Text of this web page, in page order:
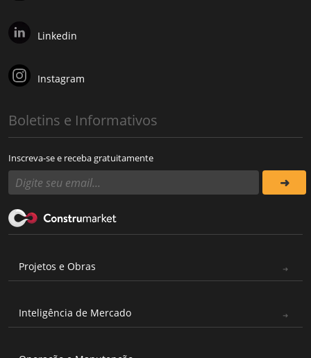
Linkedin
Instagram
Boletins e Informativos
Inscreva-se e receba gratuitamente
Projetos e Obras
Inteligência de Mercado